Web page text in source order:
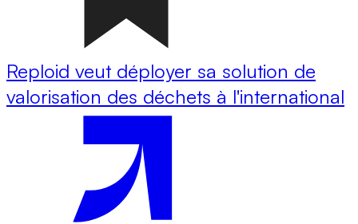
Reploid veut déployer sa solution de
valorisation des déchets à l'international